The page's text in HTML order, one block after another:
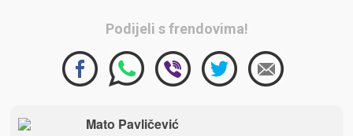
Podijeli s frendovima!
Mato Pavličević